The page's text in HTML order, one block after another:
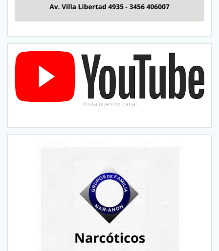
Visitá nuestro canal